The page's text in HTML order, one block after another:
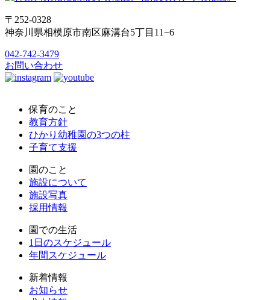
〒252-0328
神奈川県相模原市南区麻溝台5丁目11−6
042-742-3479
お問い合わせ
保育のこと
教育方針
ひかり幼稚園の3つの柱
子育て支援
園のこと
施設について
施設写真
採用情報
園での生活
1日のスケジュール
年間スケジュール
新着情報
お知らせ